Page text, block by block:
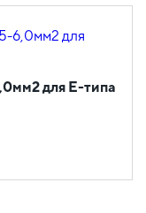
для Е-типа